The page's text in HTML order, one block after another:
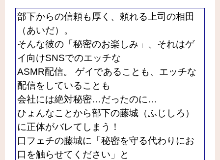
部下からの信頼も厚く、頼れる上司の相田
（あいだ）。
そんな彼の「秘密のお楽しみ」、それはゲ
イ向けSNSでのエッチな
ASMR配信。 ゲイであることも、エッチな
配信をしていることも
会社には絶対秘密…だったのに…
ひょんなことから部下の藤城（ふじしろ）
に正体がバレてしまう！
口フェチの藤城に「秘密を守る代わりにお
口を触らせてください」と